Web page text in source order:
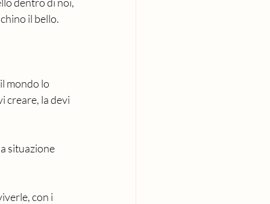
il bello.
mondo lo
creare, la devi
situazione
con i